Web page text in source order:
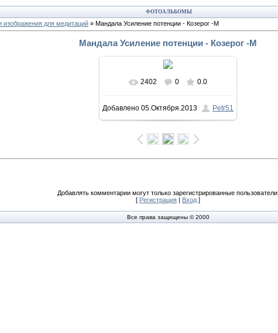
ФОТОАЛЬБОМЫ
изображения для медитаций » Мандала Усиление потенции - Козерог -М
Мандала Усиление потенции - Козерог -М
В реальном размере 871x873
604.2Kb
2402 0 0.0
Добавлено 05.Октября.2013 Petr51
Добавлять комментарии могут только зарегистрированные пользователи.
[ Регистрация | Вход ]
Все права защищены © 2000